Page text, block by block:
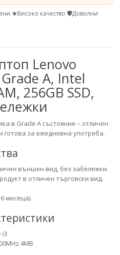
★Високо качество 🛡Доволни
Lenovo
A, Intel
256GB SSD,
в Grade A състояние – отличен
за ежедневна употреба.
външен вид, без забележки.
в отличен търговски вид.
месеца).
i3
4MB